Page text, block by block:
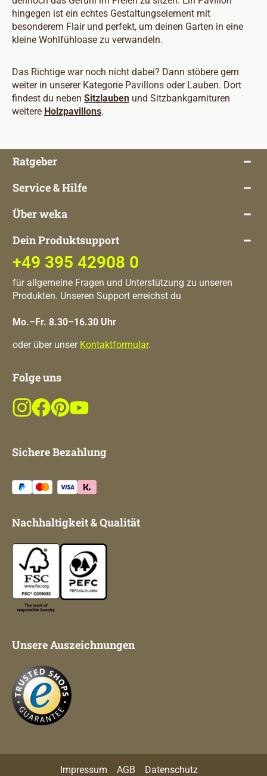
hingegen ist ein echtes Gestaltungselement mit
besonderem Flair und perfekt, um deinen Garten in eine
kleine Wohlfühloase zu verwandeln.
Das Richtige war noch nicht dabei? Dann stöbere gern
weiter in unserer Kategorie Pavillons oder Lauben. Dort
findest du neben Sitzlauben und Sitzbankgarnituren
weitere Holzpavillons.
Ratgeber
Service & Hilfe
Über weka
Dein Produktsupport
+49 395 42908 0
für allgemeine Fragen und Unterstützung zu unseren
Produkten. Unseren Support erreichst du
Mo.–Fr. 8.30–16.30 Uhr
oder über unser Kontaktformular.
Folge uns
Sichere Bezahlung
Nachhaltigkeit & Qualität
Unsere Auszeichnungen
Impressum AGB Datenschutz